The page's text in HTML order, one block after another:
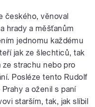
českého, věnoval
hrady a měšťanům
jednomu každému
jak ze šlechticů, tak
strachu nebo pro
Posléze tento Rudolf
a oženil s paní
starším, tak, jak slíbil